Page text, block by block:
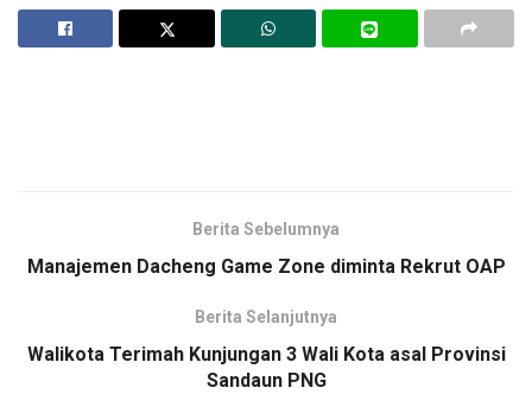
hitam tapi dengan tampilan sedikit berbeda dari biasanya.
“Jersey ini adalah hasil produksi SPECS Indonesia yang jadi
sponsor perlengkapan Persipura,” ungkap Ketua Umum
Berita Sebelumnya
Manajemen Dacheng Game Zone diminta Rekrut OAP
Berita Selanjutnya
Walikota Terimah Kunjungan 3 Wali Kota asal Provinsi
Sandaun PNG